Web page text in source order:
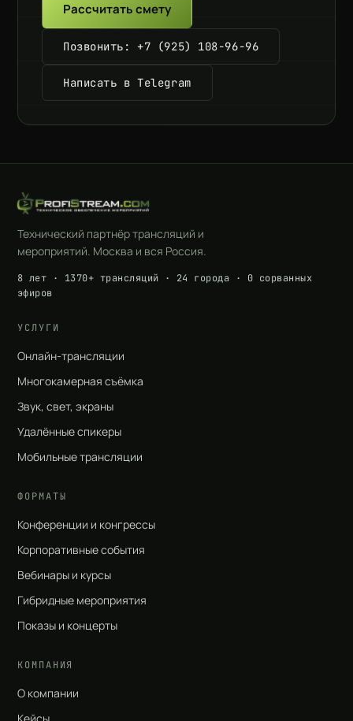
Рассчитать смету
Позвонить: +7 (925) 108-96-96
Написать в Telegram
Технический партнёр трансляций и
мероприятий. Москва и вся Россия.
8 лет · 1370+ трансляций · 24 города · 0 сорванных
эфиров
УСЛУГИ
Онлайн-трансляции
Многокамерная съёмка
Звук, свет, экраны
Удалённые спикеры
Мобильные трансляции
ФОРМАТЫ
Конференции и конгрессы
Корпоративные события
Вебинары и курсы
Гибридные мероприятия
Показы и концерты
КОМПАНИЯ
О компании